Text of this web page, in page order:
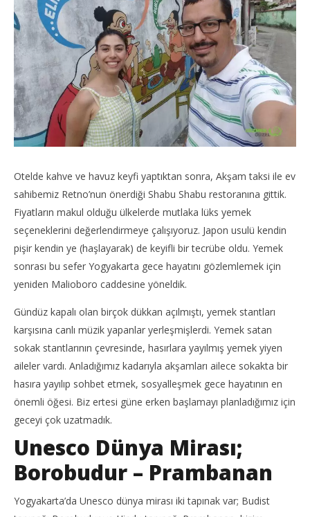
Otelde kahve ve havuz keyfi yaptıktan sonra, Akşam taksi ile ev
sahibemiz Retno’nun önerdiği Shabu Shabu restoranına gittik.
Fiyatların makul olduğu ülkelerde mutlaka lüks yemek
seçeneklerini değerlendirmeye çalışıyoruz. Japon usulü kendin
pişir kendin ye (haşlayarak) de keyifli bir tecrübe oldu. Yemek
sonrası bu sefer Yogyakarta gece hayatını gözlemlemek için
yeniden Malioboro caddesine yöneldik.
Gündüz kapalı olan birçok dükkan açılmıştı, yemek stantları
karşısına canlı müzik yapanlar yerleşmişlerdi. Yemek satan
sokak stantlarının çevresinde, hasırlara yayılmış yemek yiyen
aileler vardı. Anladığımız kadarıyla akşamları ailece sokakta bir
hasıra yayılıp sohbet etmek, sosyalleşmek gece hayatının en
önemli öğesi. Biz ertesi güne erken başlamayı planladığımız için
geceyi çok uzatmadık.
Unesco Dünya Mirası;
Borobudur – Prambanan
Yogyakarta’da Unesco dünya mirası iki tapınak var; Budist